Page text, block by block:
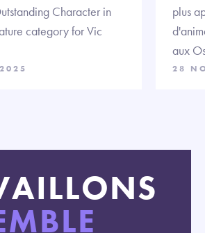
Character in
category for Vic
plus
aux
28